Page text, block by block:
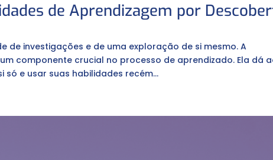
de Aprendizagem por
de investigações e de uma exploração de si mesmo. A
componente crucial no processo de aprendizado. Ela dá
e usar suas habilidades recém...